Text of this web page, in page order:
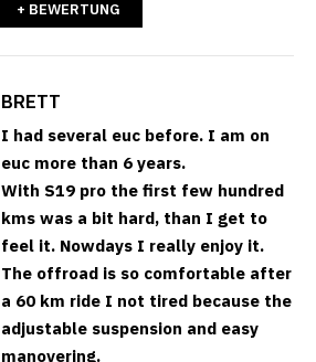
+ BEWERTUNG
BRETT
I had several euc before. I am on
euc more than 6 years.
With S19 pro the first few hundred
kms was a bit hard, than I get to
feel it. Nowdays I really enjoy it.
The offroad is so comfortable after
a 60 km ride I not tired because the
adjustable suspension and easy
manovering.